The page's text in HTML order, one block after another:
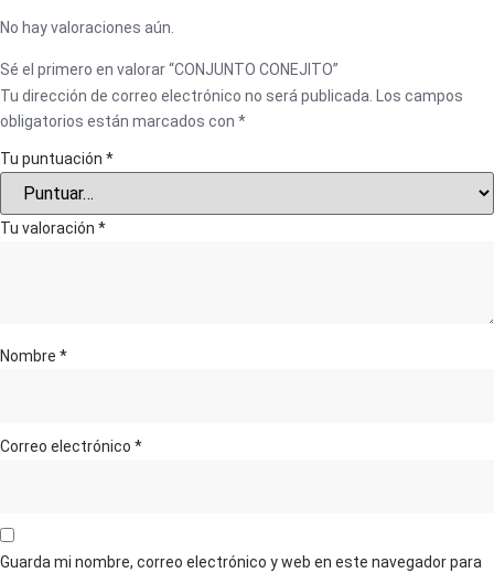
No hay valoraciones aún.
Sé el primero en valorar “CONJUNTO CONEJITO”
Tu dirección de correo electrónico no será publicada. Los campos
obligatorios están marcados con *
Tu puntuación *
Tu valoración *
Nombre *
Correo electrónico *
Guarda mi nombre, correo electrónico y web en este navegador para